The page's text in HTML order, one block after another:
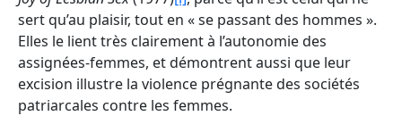
sert qu’au plaisir, tout en « se passant des hommes ».
Elles le lient très clairement à l’autonomie des
assignées-femmes, et démontrent aussi que leur
excision illustre la violence prégnante des sociétés
patriarcales contre les femmes.